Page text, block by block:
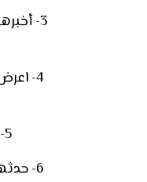
3-
4-
5-
6-